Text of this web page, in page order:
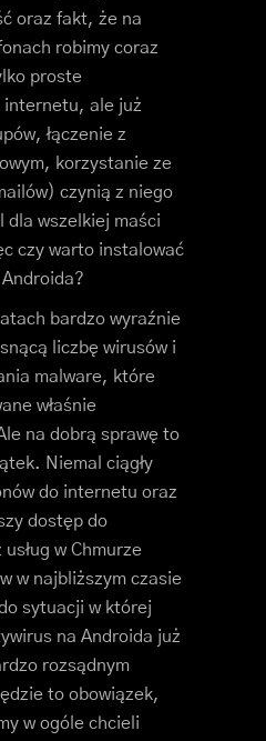
oraz fakt, że na
robimy coraz
proste
internetu, ale już
łączenie z
korzystanie ze
czynią z niego
dla wszelkiej maści
czy warto instalować
bardzo wyraźnie
liczbę wirusów i
malware, które
właśnie
na dobrą sprawę to
Niemal ciągły
do internetu oraz
dostęp do
w Chmurze
w najbliższym czasie
sytuacji w której
na Androida już
rozsądnym
to obowiązek,
w ogóle chcieli